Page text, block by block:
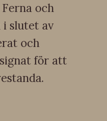
och
i slutet av
och
för att